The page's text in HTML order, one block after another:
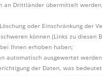
an Drittländer übermittelt
oder Einschränkung der
können (Links zu diesen
Ihnen erhoben haben;
automatisch ausgewertet
der Daten, was